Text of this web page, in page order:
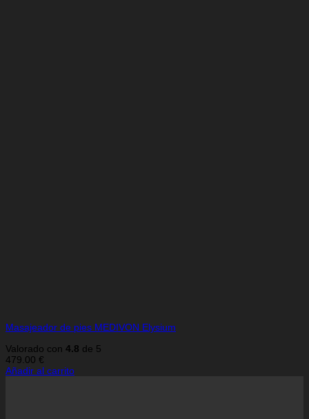
Masajeador de pies MEDIVON Elysium
Valorado con 4.8 de 5
479.00 €
Añadir al carrito